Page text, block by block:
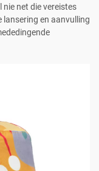
net die vereistes
lansering en aanvulling